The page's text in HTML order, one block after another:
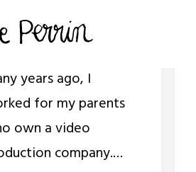
2020
Vite Vite !!!
years ago, I
for my parents
own a video
company.…